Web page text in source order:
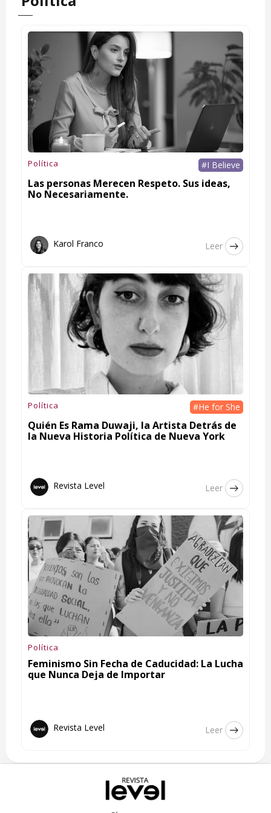
Política #I Believe
Las personas Merecen Respeto. Sus ideas,
No Necesariamente.
Karol Franco Leer
Política #He for She
Quién Es Rama Duwaji, la Artista Detrás de
la Nueva Historia Política de Nueva York
Revista Level Leer
Política
Feminismo Sin Fecha de Caducidad: La Lucha
que Nunca Deja de Importar
Revista Level Leer